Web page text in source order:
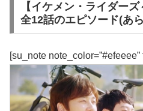
【イケメン・ライダー
全12話のエピソード(あ
[su_note